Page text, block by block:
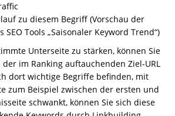
zu diesem Begriff (Vorschau der
SEO Tools „Saisonaler Keyword Trend“)
Unterseite zu stärken, können Sie
im Ranking auftauchenden Ziel-URL
dort wichtige Begriffe befinden, mit
zum Beispiel zwischen der ersten und
schwankt, können Sie sich diese